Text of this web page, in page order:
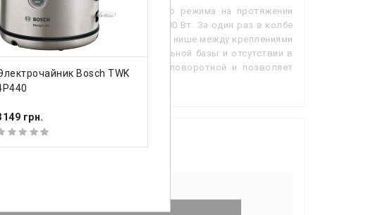
КУПИТЬ
Bosch TWK
грн.
КУПИТЬ
Электрочайник Tefal
выбранного температурного режима на протяжении
стандартной мощности — 2400 Вт. За один раз в колбе
обозначена на шкале индикации в нише между креплениями
снятии изделия с нагревательной базы и отсутствии в
модель, как водится, является поворотной и позволяет
EEWA7700W